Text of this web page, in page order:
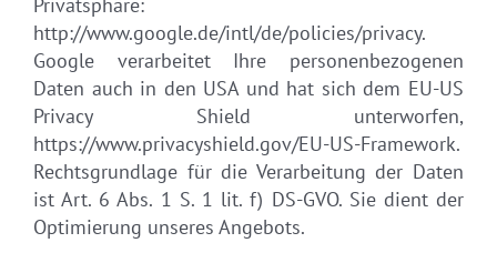
Privatsphäre:
http://www.google.de/intl/de/policies/privacy.
Google verarbeitet Ihre personenbezogenen
Daten auch in den USA und hat sich dem EU-US
Privacy Shield unterworfen,
https://www.privacyshield.gov/EU-US-Framework.
Rechtsgrundlage für die Verarbeitung der Daten
ist Art. 6 Abs. 1 S. 1 lit. f) DS-GVO. Sie dient der
Optimierung unseres Angebots.